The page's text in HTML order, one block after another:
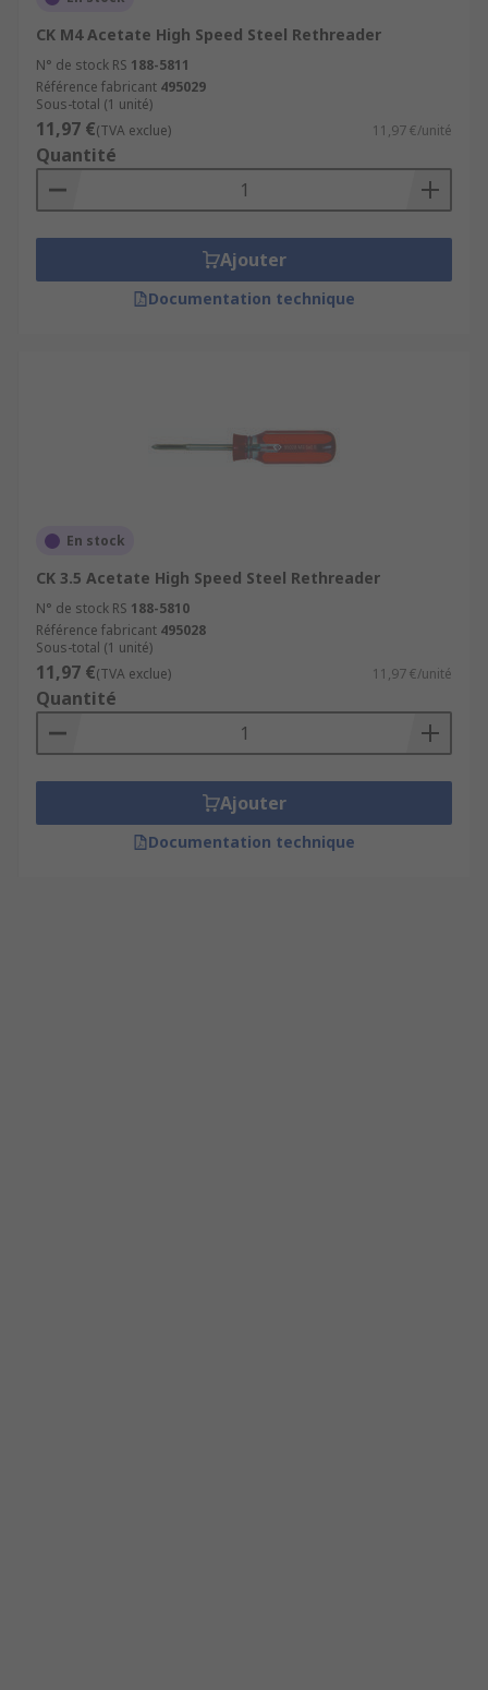
CK M4 Acetate High Speed Steel Rethreader
N° de stock RS 188-5811
Référence fabricant 495029
Sous-total (1 unité)
11,97 €(TVA exclue) 11,97 €/unité
Quantité
Ajouter
Documentation technique
En stock
CK 3.5 Acetate High Speed Steel Rethreader
N° de stock RS 188-5810
Référence fabricant 495028
Sous-total (1 unité)
11,97 €(TVA exclue) 11,97 €/unité
Quantité
Ajouter
Documentation technique